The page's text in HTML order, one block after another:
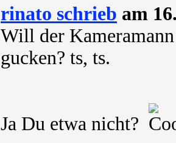
rinato schrieb am
Will der
gucken? ts, ts.
Ja Du etwa nicht?